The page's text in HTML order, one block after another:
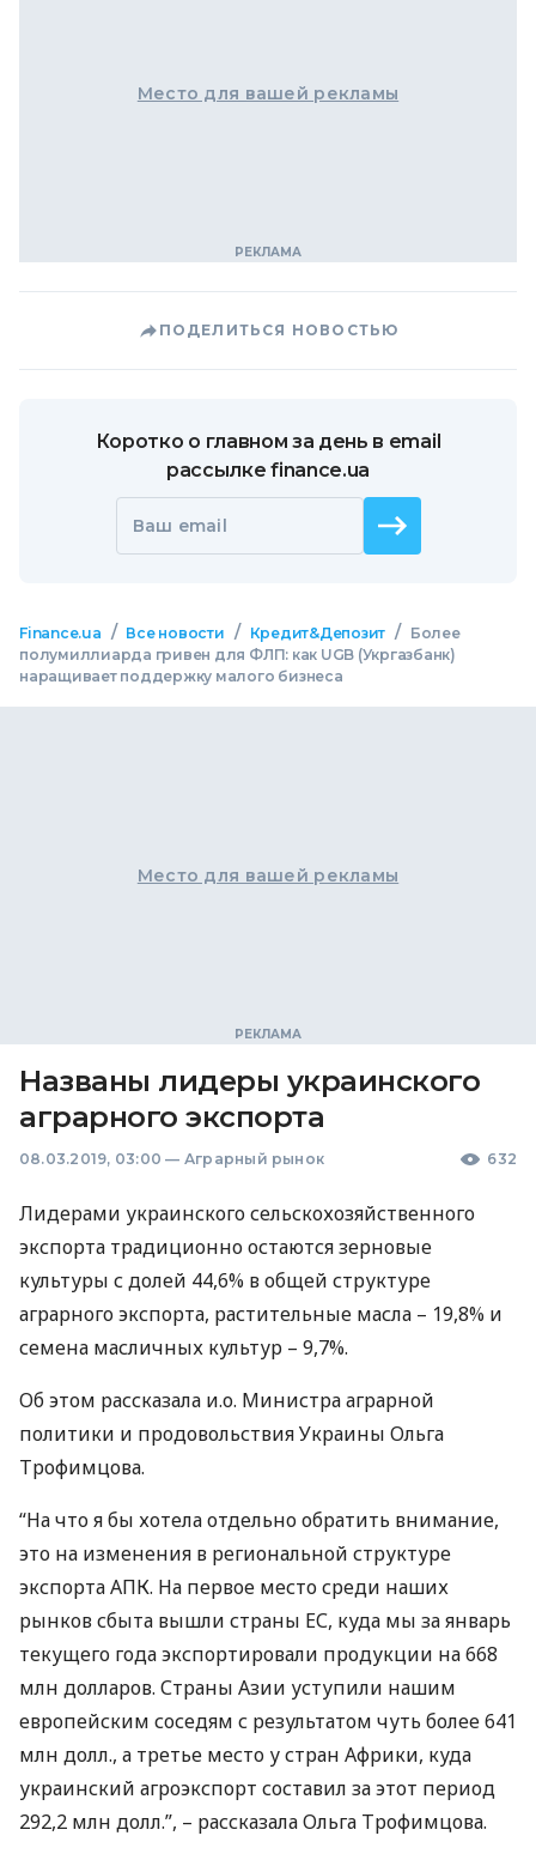
Место для вашей рекламы
ПОДЕЛИТЬСЯ НОВОСТЬЮ
Коротко о главном за день в email
рассылке finance.ua
Ваш email
Finance.ua / Все новости / Кредит&Депозит /
Более
полумиллиарда гривен для ФЛП: как UGB (Укргазбанк)
наращивает поддержку малого бизнеса
Место для вашей рекламы
Названы лидеры украинского
аграрного экспорта
08.03.2019, 03:00 — Аграрный рынок 632
Лидерами украинского сельскохозяйственного
экспорта традиционно остаются зерновые
культуры с долей 44,6% в общей структуре
аграрного экспорта, растительные масла – 19,8% и
семена масличных культур – 9,7%.
Об этом рассказала и.о. Министра аграрной
политики и продовольствия Украины Ольга
Трофимцова.
“На что я бы хотела отдельно обратить внимание,
это на изменения в региональной структуре
экспортаАПК. На первое место среди наших
рынков сбыта вышли страны ЕС, куда мы за январь
текущего года экспортировали продукции на 668
млн долларов. Страны Азии уступили нашим
европейским соседям с результатом чуть более 641
млн долл., а третье место у стран Африки, куда
украинский агроэкспорт составил за этот период
292,2 млн долл.”, – рассказала Ольга Трофимцова.